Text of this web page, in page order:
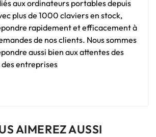
aux ordinateurs portables depuis
plus de 1000 claviers en stock,
rapidement et efficacement à
de nos clients. Nous sommes
aussi bien aux attentes des
entreprises
AIMEREZ AUSSI